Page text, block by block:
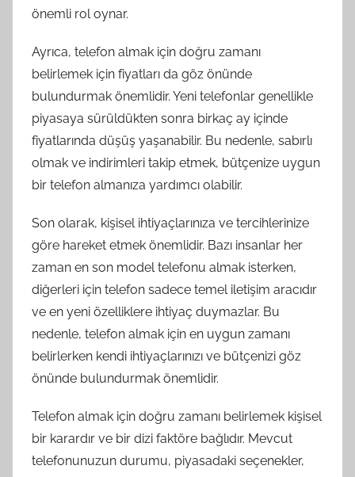
önemli rol oynar.
Ayrıca, telefon almak için doğru zamanı
belirlemek için fiyatları da göz önünde
bulundurmak önemlidir. Yeni telefonlar genellikle
piyasaya sürüldükten sonra birkaç ay içinde
fiyatlarında düşüş yaşanabilir. Bu nedenle, sabırlı
olmak ve indirimleri takip etmek, bütçenize uygun
bir telefon almanıza yardımcı olabilir.
Son olarak, kişisel ihtiyaçlarınıza ve tercihlerinize
göre hareket etmek önemlidir. Bazı insanlar her
zaman en son model telefonu almak isterken,
diğerleri için telefon sadece temel iletişim aracıdır
ve en yeni özelliklere ihtiyaç duymazlar. Bu
nedenle, telefon almak için en uygun zamanı
belirlerken kendi ihtiyaçlarınızı ve bütçenizi göz
önünde bulundurmak önemlidir.
Telefon almak için doğru zamanı belirlemek kişisel
bir karardır ve bir dizi faktöre bağlıdır. Mevcut
telefonunuzun durumu, piyasadaki seçenekler,